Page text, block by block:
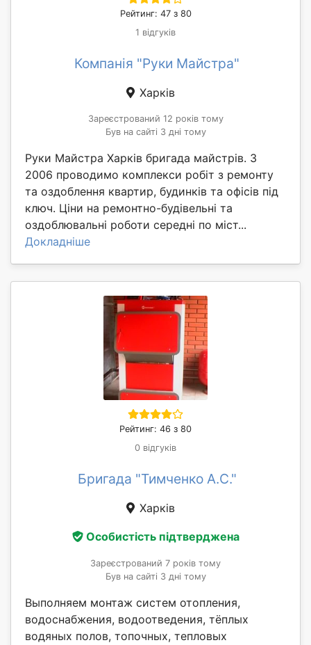
Рейтинг: 47 з 80
1 відгуків
Компанія "Руки Майстра"
Харків
Зареєстрований 12 років тому
Був на сайті 3 дні тому
Руки Майстра Харків бригада майстрів. З
2006 проводимо комплекси робіт з ремонту
та оздоблення квартир, будинків та офісів під
ключ. Ціни на ремонтно-будівельні та
оздоблювальні роботи середні по міст...
Докладніше
Рейтинг: 46 з 80
0 відгуків
Бригада "Тимченко А.С."
Харків
Особистість підтверджена
Зареєстрований 7 років тому
Був на сайті 3 дні тому
Выполняем монтаж систем отопления,
водоснабжения, водоотведения, тёплых
водяных полов, топочных, тепловых